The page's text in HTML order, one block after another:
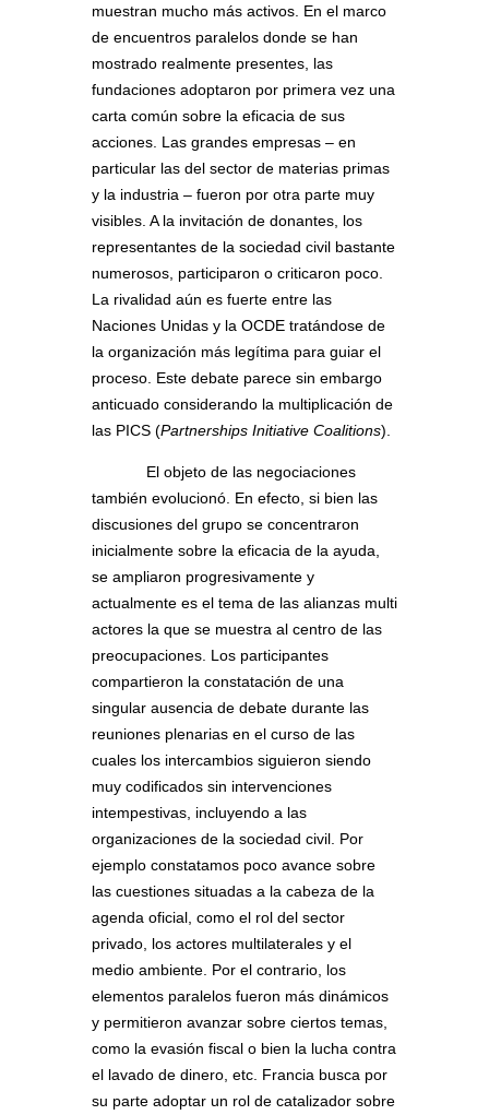
muestran mucho más activos. En el marco
de encuentros paralelos donde se han
mostrado realmente presentes, las
fundaciones adoptaron por primera vez una
carta común sobre la eficacia de sus
acciones. Las grandes empresas – en
particular las del sector de materias primas
y la industria – fueron por otra parte muy
visibles. A la invitación de donantes, los
representantes de la sociedad civil bastante
numerosos, participaron o criticaron poco.
La rivalidad aún es fuerte entre las
Naciones Unidas y la OCDE tratándose de
la organización más legítima para guiar el
proceso. Este debate parece sin embargo
anticuado considerando la multiplicación de
las PICS (Partnerships Initiative Coalitions).
El objeto de las negociaciones
también evolucionó. En efecto, si bien las
discusiones del grupo se concentraron
inicialmente sobre la eficacia de la ayuda,
se ampliaron progresivamente y
actualmente es el tema de las alianzas multi
actores la que se muestra al centro de las
preocupaciones. Los participantes
compartieron la constatación de una
singular ausencia de debate durante las
reuniones plenarias en el curso de las
cuales los intercambios siguieron siendo
muy codificados sin intervenciones
intempestivas, incluyendo a las
organizaciones de la sociedad civil. Por
ejemplo constatamos poco avance sobre
las cuestiones situadas a la cabeza de la
agenda oficial, como el rol del sector
privado, los actores multilaterales y el
medio ambiente. Por el contrario, los
elementos paralelos fueron más dinámicos
y permitieron avanzar sobre ciertos temas,
como la evasión fiscal o bien la lucha contra
el lavado de dinero, etc. Francia busca por
su parte adoptar un rol de catalizador sobre